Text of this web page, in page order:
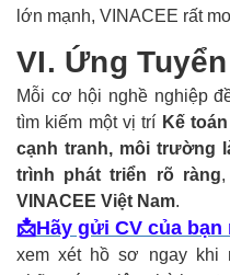
lớn mạnh, VINACEE rất
VI. Ứng
Mỗi cơ hội nghề nghiệp
tìm kiếm một vị trí Kế
cạnh tranh, môi trường
trình phát triển rõ ràng
VINACEE Việt Nam.
📩Hãy gửi CV của bạn
xem xét hồ sơ ngay